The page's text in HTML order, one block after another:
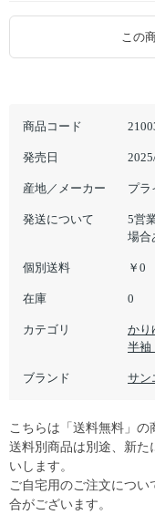
商品コード
発売日
産地／メーカー プラ
発送について
5営
場合
個別送料 ￥0
在庫 0
カテゴリ かり
半袖
ブランド サン
この
こちらは「送料無料」の
送料別商品は別途、新た
いします。
ご自宅用のご注文につ
合がございます。